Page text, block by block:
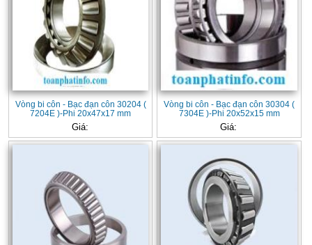
Vòng bi côn - Bạc đạn côn 30204 (
7204E )-Phi 20x47x17 mm
Giá:
Vòng bi côn - Bạc đạn côn 30304 (
7304E )-Phi 20x52x15 mm
Giá: